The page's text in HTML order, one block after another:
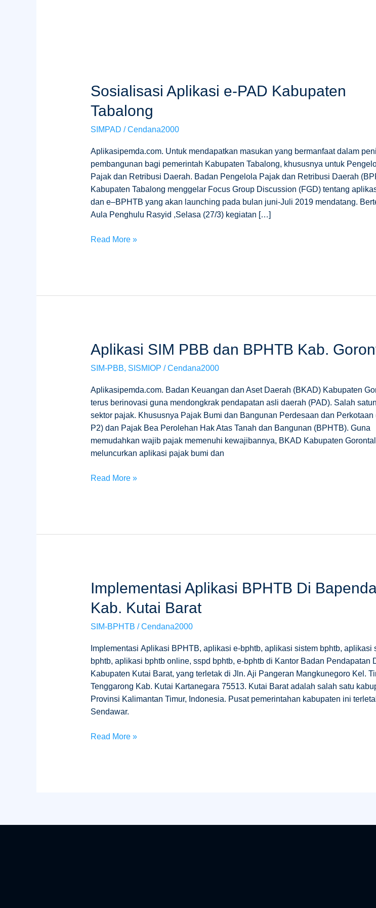
Sosialisasi Aplikasi e-PAD Kabupaten
Tabalong
SIMPAD /Cendana2000
Aplikasipemda.com. Untuk mendapatkan masukan yang bermanfaat dalam
pembangunan bagi pemerintah Kabupaten Tabalong, khususnya untuk
Pajak dan Retribusi Daerah. Badan Pengelola Pajak dan Retribusi Daerah
Kabupaten Tabalong menggelar Focus Group Discussion (FGD) tentang
dan e–BPHTB yang akan launching pada bulan juni-Juli 2019 mendatang.
Aula Penghulu Rasyid ,Selasa (27/3) kegiatan […]
Read More »
Aplikasi SIM PBB dan BPHTB Kab.
SIM-PBB, SISMIOP /Cendana2000
Aplikasipemda.com. Badan Keuangan dan Aset Daerah (BKAD) Kabupaten
terus berinovasi guna mendongkrak pendapatan asli daerah (PAD). Salah
sektor pajak. Khususnya Pajak Bumi dan Bangunan Perdesaan dan Perkotaan
P2) dan Pajak Bea Perolehan Hak Atas Tanah dan Bangunan (BPHTB). Guna
memudahkan wajib pajak memenuhi kewajibannya, BKAD Kabupaten
meluncurkan aplikasi pajak bumi dan
Aplikasi
SIM
PBB
BPHTB
Gorontalo
Read More »
Implementasi Aplikasi BPHTB Di
Kab. Kutai Barat
SIM-BPHTB /Cendana2000
Implementasi Aplikasi BPHTB, aplikasi e-bphtb, aplikasi sistem bphtb, aplikasi
bphtb, aplikasi bphtb online, sspd bphtb, e-bphtb di Kantor Badan Pendapatan
Kabupaten Kutai Barat, yang terletak di Jln. Aji Pangeran Mangkunegoro Kel.
Tenggarong Kab. Kutai Kartanegara 75513. Kutai Barat adalah salah satu
Provinsi Kalimantan Timur, Indonesia. Pusat pemerintahan kabupaten ini
Sendawar.
Implementasi
Aplikasi
BPHTB
Di
Kab.
Kutai
Barat
Read More »